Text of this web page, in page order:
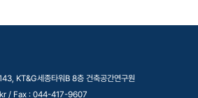
KT&G세종타워B 8층 건축공간연구원
/ Fax : 044-417-9607